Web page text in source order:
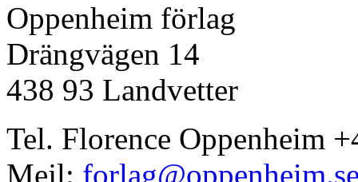
Oppenheim förlag
Drängvägen 14
438 93 Landvetter
Tel. Florence Oppenheim
Mejl: